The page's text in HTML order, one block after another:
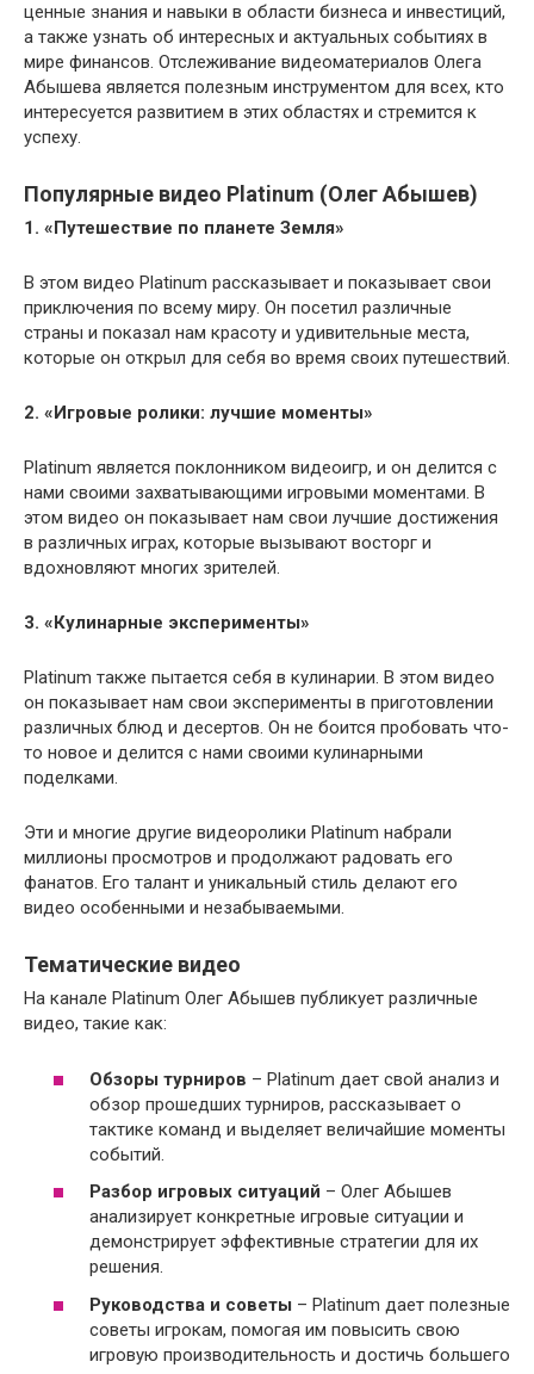
ценные знания и навыки в области бизнеса и инвестиций,
а также узнать об интересных и актуальных событиях в
мире финансов. Отслеживание видеоматериалов Олега
Абышева является полезным инструментом для всех, кто
интересуется развитием в этих областях и стремится к
успеху.
Популярные видео Platinum (Олег Абышев)
1. «Путешествие по планете Земля»
В этом видео Platinum рассказывает и показывает свои
приключения по всему миру. Он посетил различные
страны и показал нам красоту и удивительные места,
которые он открыл для себя во время своих путешествий.
2. «Игровые ролики: лучшие моменты»
Platinum является поклонником видеоигр, и он делится с
нами своими захватывающими игровыми моментами. В
этом видео он показывает нам свои лучшие достижения
в различных играх, которые вызывают восторг и
вдохновляют многих зрителей.
3. «Кулинарные эксперименты»
Platinum также пытается себя в кулинарии. В этом видео
он показывает нам свои эксперименты в приготовлении
различных блюд и десертов. Он не боится пробовать что-
то новое и делится с нами своими кулинарными
поделками.
Эти и многие другие видеоролики Platinum набрали
миллионы просмотров и продолжают радовать его
фанатов. Его талант и уникальный стиль делают его
видео особенными и незабываемыми.
Тематические видео
На канале Platinum Олег Абышев публикует различные
видео, такие как:
Обзоры турниров – Platinum дает свой анализ и
обзор прошедших турниров, рассказывает о
тактике команд и выделяет величайшие моменты
событий.
Разбор игровых ситуаций – Олег Абышев
анализирует конкретные игровые ситуации и
демонстрирует эффективные стратегии для их
решения.
Руководства и советы – Platinum дает полезные
советы игрокам, помогая им повысить свою
игровую производительность и достичь большего